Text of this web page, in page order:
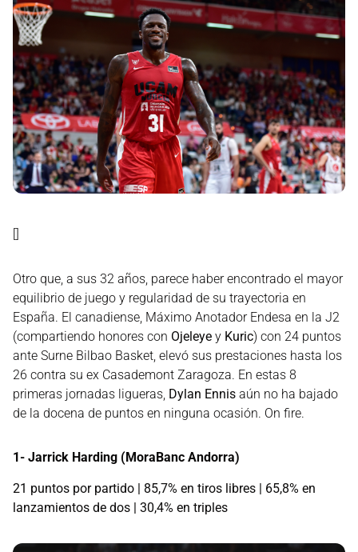
Otro que, a sus 32 años, parece haber encontrado el mayor
equilibrio de juego y regularidad de su trayectoria en
España. El canadiense, Máximo Anotador Endesa en la J2
(compartiendo honores con Ojeleye y Kuric) con 24 puntos
ante Surne Bilbao Basket, elevó sus prestaciones hasta los
26 contra su ex Casademont Zaragoza. En estas 8
primeras jornadas ligueras, Dylan Ennis aún no ha bajado
de la docena de puntos en ninguna ocasión. On fire.
1- Jarrick Harding (MoraBanc Andorra)
21 puntos por partido | 85,7% en tiros libres | 65,8% en
lanzamientos de dos | 30,4% en triples